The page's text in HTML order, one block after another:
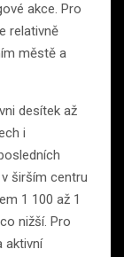
akce. Pro
relativně
městě a
desítek až
i
širším centru
1 100 až 1
nižší. Pro
aktivní